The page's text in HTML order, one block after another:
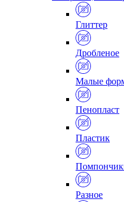
Глиттер
Дробленое
Малые
Пенопласт
Пластик
Разное